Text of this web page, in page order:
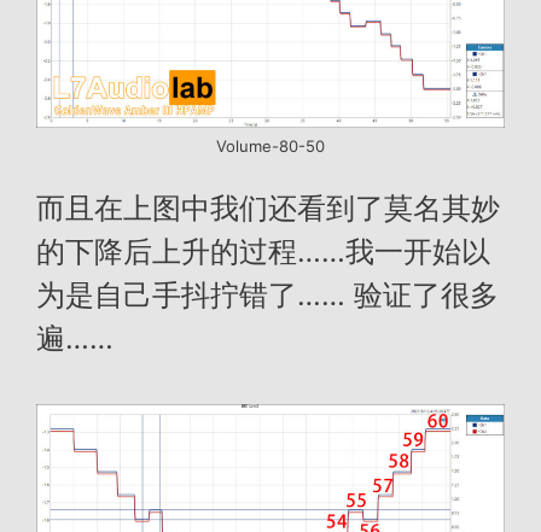
Volume-80-50
而且在上图中我们还看到了莫名其妙
的下降后上升的过程……我一开始以
为是自己手抖拧错了…… 验证了很多
遍……